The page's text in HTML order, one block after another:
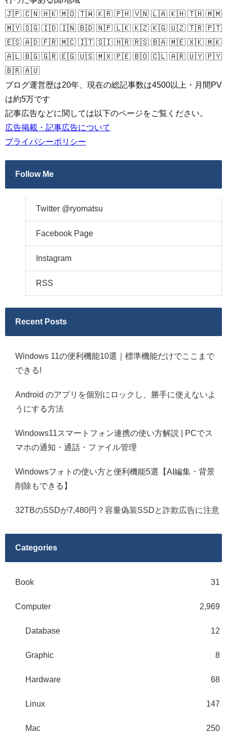
🇯🇵 🇨🇳 🇭🇰 🇲🇴 🇹🇼 🇰🇷 🇵🇭 🇻🇳 🇱🇦 🇰🇭 🇹🇭 🇲🇲
🇲🇾 🇸🇬 🇮🇩 🇮🇳 🇧🇩 🇳🇵 🇱🇰 🇰🇿 🇰🇬 🇺🇿 🇹🇷 🇵🇹
🇪🇸 🇦🇩 🇫🇷 🇲🇨 🇮🇹 🇸🇮 🇭🇷 🇷🇸 🇧🇦 🇲🇪 🇽🇰 🇲🇰
🇦🇱 🇧🇬 🇬🇷 🇪🇬 🇺🇸 🇲🇽 🇵🇪 🇧🇴 🇨🇱 🇦🇷 🇺🇾 🇵🇾
🇧🇷 🇦🇺
ブログ運営歴は20年、現在の総記事数は4500以上・月間PV
は約5万です
記事広告などに関しては以下のページをご覧ください。
広告掲載・記事広告について
プライバシーポリシー
Follow Me
Twitter @ryomatsu
Facebook Page
Instagram
RSS
Recent Posts
Windows 11の便利機能10選｜標準機能だけでここまで
できる!
Android のアプリを個別にロックし、勝手に使えないよ
うにする方法
Windows11スマートフォン連携の使い方解説 | PCでス
マホの通知・通話・ファイル管理
Windowsフォトの使い方と便利機能5選【AI編集・背景
削除もできる】
32TBのSSDが7,480円？容量偽装SSDと詐欺広告に注意
Categories
Book 31
Computer 2,969
Database 12
Graphic 8
Hardware 68
Linux 147
Mac 250